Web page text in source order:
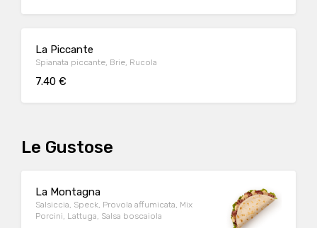
La Piccante
Spianata piccante, Brie, Rucola
7.40 €
Le Gustose
La Montagna
Salsiccia, Speck, Provola affumicata, Mix
Porcini, Lattuga, Salsa boscaiola